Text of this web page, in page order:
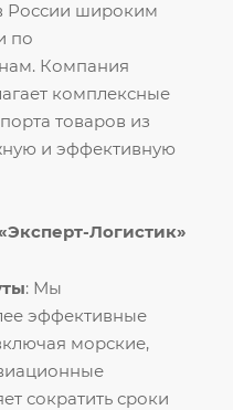
России широким
по
Компания
комплексные
товаров из
и эффективную
Логистик»
: Мы
эффективные
морские,
сократить сроки